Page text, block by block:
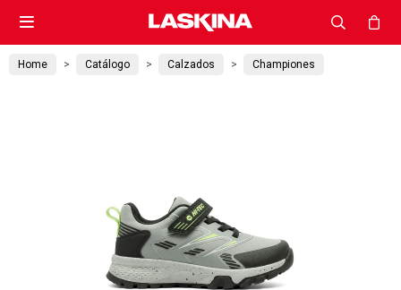

Home Catálogo Calzados Championes